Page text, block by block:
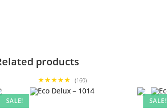
products
★★★★★ (160)
SALE! SALE!